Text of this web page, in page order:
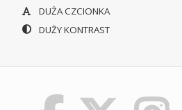
DUŻA CZCIONKA
DUŻY KONTRAST